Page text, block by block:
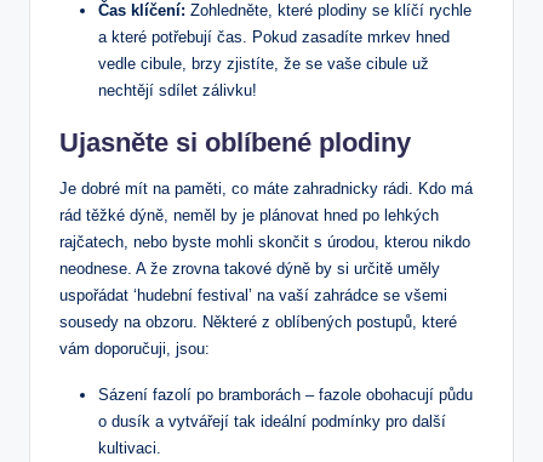
Čas klíčení: Zohledněte, které plodiny se klíčí rychle
a které potřebují čas. Pokud zasadíte mrkev hned
vedle cibule, brzy zjistíte, že se vaše cibule už
nechtějí sdílet zálivku!
Ujasněte si oblíbené plodiny
Je dobré mít na paměti, co máte zahradnicky rádi. Kdo má
rád těžké dýně, neměl by je plánovat hned po lehkých
rajčatech, nebo byste mohli skončit s úrodou, kterou nikdo
neodnese. A že zrovna takové dýně by si určitě uměly
uspořádat ‘hudební festival’ na vaší zahrádce se všemi
sousedy na obzoru. Některé z oblíbených postupů, které
vám doporučuji, jsou:
Sázení fazolí po bramborách – fazole obohacují půdu
o dusík a vytvářejí tak ideální podmínky pro další
kultivaci.